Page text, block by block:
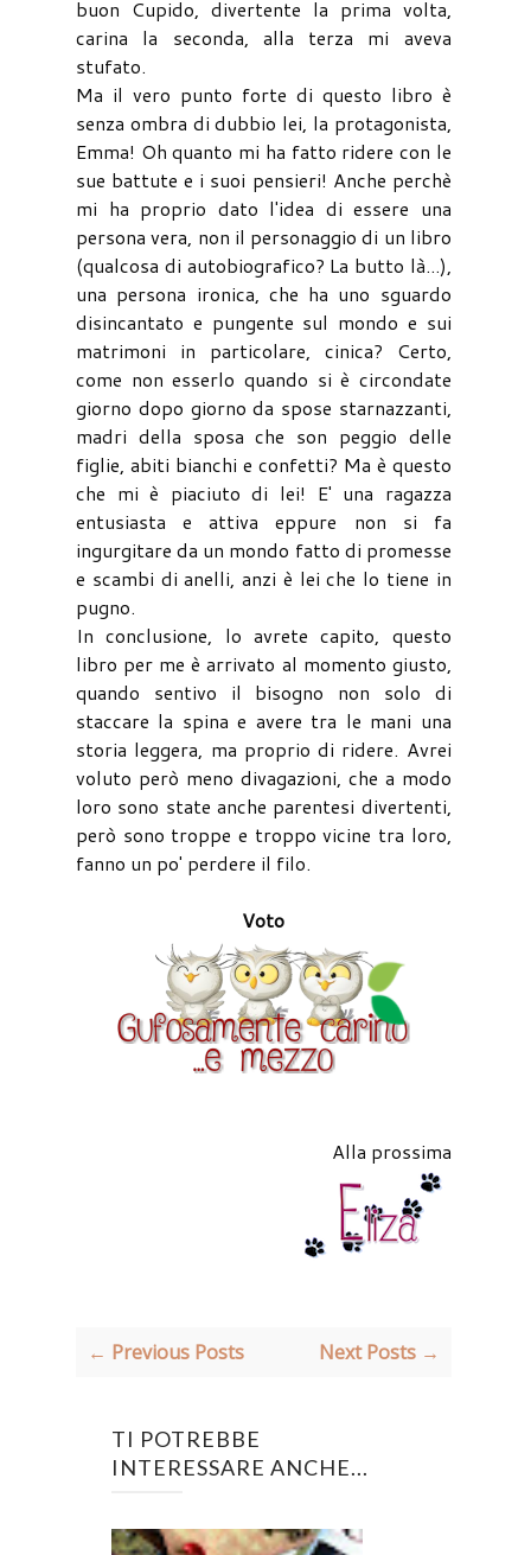
buon Cupido, divertente la prima volta,
carina la seconda, alla terza mi aveva
stufato.
Ma il vero punto forte di questo libro è
senza ombra di dubbio lei, la protagonista,
Emma! Oh quanto mi ha fatto ridere con le
sue battute e i suoi pensieri! Anche perchè
mi ha proprio dato l'idea di essere una
persona vera, non il personaggio di un libro
(qualcosa di autobiografico? La butto là...),
una persona ironica, che ha uno sguardo
disincantato e pungente sul mondo e sui
matrimoni in particolare, cinica? Certo,
come non esserlo quando si è circondate
giorno dopo giorno da spose starnazzanti,
madri della sposa che son peggio delle
figlie, abiti bianchi e confetti? Ma è questo
che mi è piaciuto di lei! E' una ragazza
entusiasta e attiva eppure non si fa
ingurgitare da un mondo fatto di promesse
e scambi di anelli, anzi è lei che lo tiene in
pugno.
In conclusione, lo avrete capito, questo
libro per me è arrivato al momento giusto,
quando sentivo il bisogno non solo di
staccare la spina e avere tra le mani una
storia leggera, ma proprio di ridere. Avrei
voluto però meno divagazioni, che a modo
loro sono state anche parentesi divertenti,
però sono troppe e troppo vicine tra loro,
fanno un po' perdere il filo.
Voto
Alla prossima
← Previous Posts Next Posts →
TI POTREBBE
INTERESSARE ANCHE...